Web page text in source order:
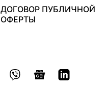
ДОГОВОР ПУБЛИЧНОЙ
ОФЕРТЫ